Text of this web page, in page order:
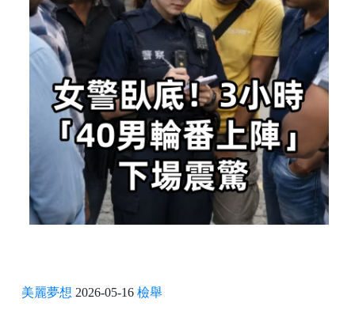
美麗夢想 2026-05-16 檢舉